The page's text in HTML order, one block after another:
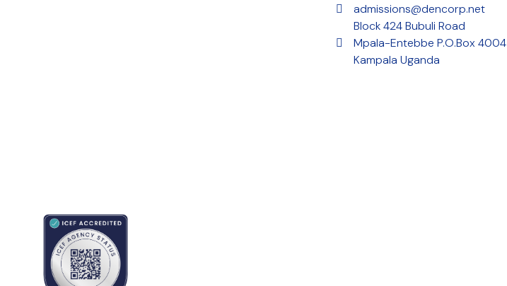
admissions@dencorp.net
Block 424 Bubuli Road
Mpala-Entebbe P.O.Box 4004
Kampala Uganda